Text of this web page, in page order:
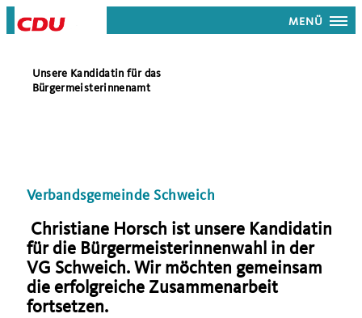
MENÜ
Unsere Kandidatin für das
Bürgermeisterinnenamt
Verbandsgemeinde Schweich
Christiane Horsch ist unsere Kandidatin
für die Bürgermeisterinnenwahl in der
VG Schweich. Wir möchten gemeinsam
die erfolgreiche Zusammenarbeit
fortsetzen.